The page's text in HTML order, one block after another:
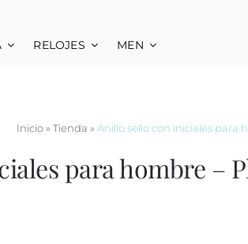
RELOJES MEN
Inicio» Tienda » Anillo sello con iniciales para
para hombre –